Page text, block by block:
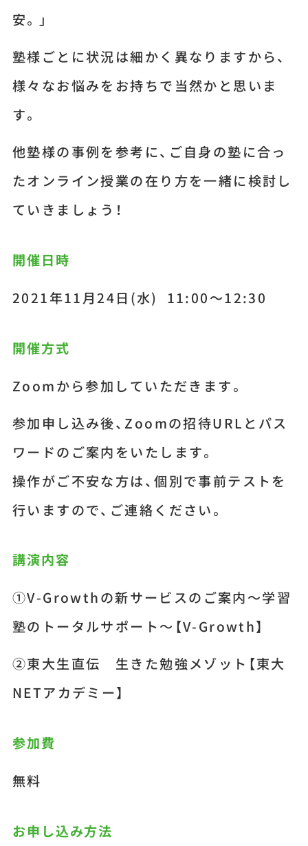
安。」
塾様ごとに状況は細かく異なりますから、
様々なお悩みをお持ちで当然かと思いま
す。
他塾様の事例を参考に、ご自身の塾に合っ
たオンライン授業の在り方を一緒に検討し
ていきましょう！
開催日時
2021年11月24日(水) 11:00～12:30
開催方式
Zoomから参加していただきます。
参加申し込み後、Zoomの招待URLとパス
ワードのご案内をいたします。
操作がご不安な方は、個別で事前テストを
行いますので、ご連絡ください。
講演内容
①V-Growthの新サービスのご案内～学習
塾のトータルサポート～【V-Growth】
②東大生直伝 生きた勉強メゾット【東大
NETアカデミー】
参加費
無料
お申し込み方法